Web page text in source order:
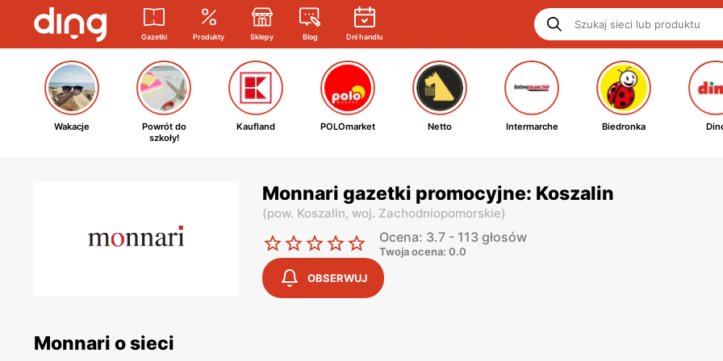
Gazetki Produkty Sklepy Blog Dni handlu
Wakacje
Powrót do
szkoły!
Kaufland POLOmarket Netto Intermarche Biedronka
Monnari gazetki promocyjne: Koszalin
(pow. Koszalin, woj. Zachodniopomorskie)
Ocena: 3.7 - 113 głosów
Twoja ocena: 0.0
OBSERWUJ
Monnari o sieci